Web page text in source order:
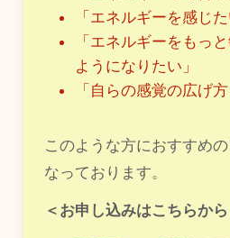
「エネルギーを感じた
「エネルギーをもっ
ようになりたい」
「自らの感覚の広げ
このような方におすすめ
なっております。
＜お申し込みはこちらから